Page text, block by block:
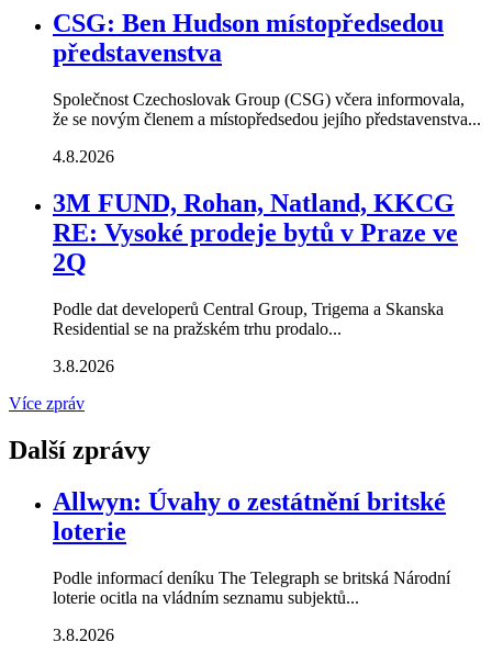
CSG: Ben Hudson místopředsedou
představenstva
Společnost Czechoslovak Group (CSG) včera informovala,
že se novým členem a místopředsedou jejího představenstva...
4.8.2026
3M FUND, Rohan, Natland, KKCG
RE: Vysoké prodeje bytů v Praze ve
2Q
Podle dat developerů Central Group, Trigema a Skanska
Residential se na pražském trhu prodalo...
3.8.2026
Více zpráv
Další zprávy
Allwyn: Úvahy o zestátnění britské
loterie
Podle informací deníku The Telegraph se britská Národní
loterie ocitla na vládním seznamu subjektů...
3.8.2026